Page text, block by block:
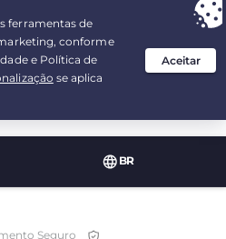
BR
por 3.3333333333333-ano(s) a $
/mês
Seguro